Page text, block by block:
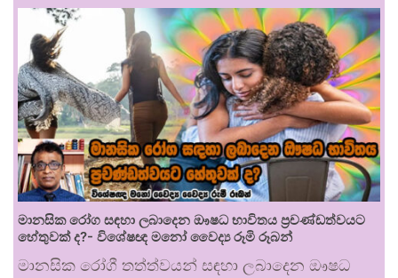
මානසික රෝග සඳහා ලබාදෙන ඖෂධ භාවිතය ප්‍රචණ්ඩත්වයට
හේතුවක් ද?- විශේෂඥ මනෝ වෛද්‍ය රූමි රූබන්
මානසික රෝගී තත්ත්වයන් සඳහා ලබාදෙන ඖෂධ